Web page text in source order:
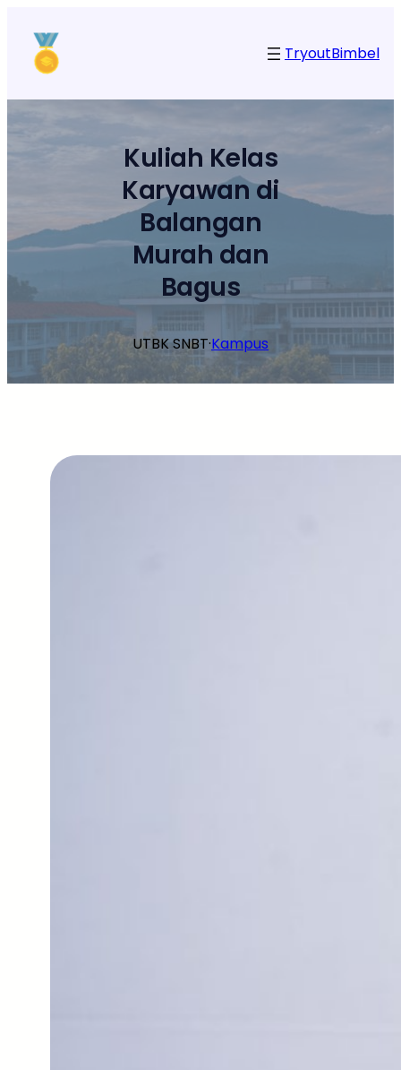
konten
TryoutBimbel
Kuliah Kelas
Karyawan di
Balangan
Murah dan
Bagus
UTBK SNBT·Kampus